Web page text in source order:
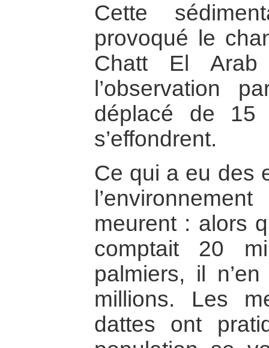
Cette
provoqué le
Chatt El
l’observation
déplacé de
s’effondrent.
Ce qui a eu des
meurent : alors
comptait 20
palmiers, il
millions. Les
dattes ont